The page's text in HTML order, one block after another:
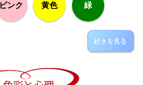
ピンク 黄色 緑
続きを見る